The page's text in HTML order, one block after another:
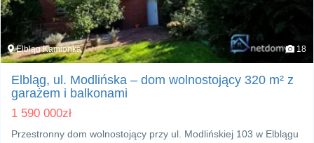
Elbląg Kamionka 18
Elbląg, ul. Modlińska – dom wolnostojący 320 m² z
garażem i balkonami
1 590 000zł
Przestronny dom wolnostojący przy ul. Modlińskiej 103 w Elblągu